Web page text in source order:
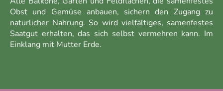
Obst und Gemüse anbauen, sichern den Zugang zu
natürlicher Nahrung. So wird vielfältiges, samenfestes
Saatgut erhalten, das sich selbst vermehren kann. Im
Einklang mit Mutter Erde.